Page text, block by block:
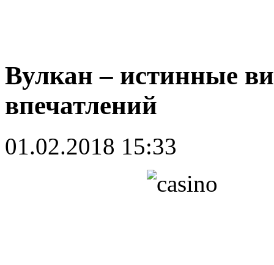
Вулкан – истинные
впечатлений
01.02.2018 15:33